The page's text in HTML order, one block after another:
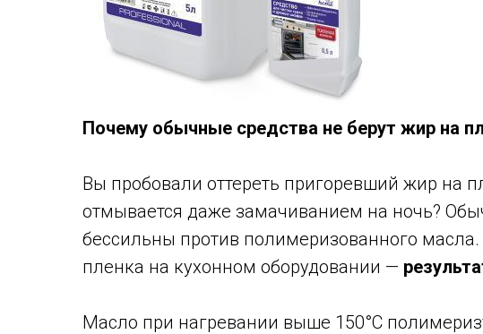
Почему обычные средства не берут жир на
Вы пробовали оттереть пригоревший жир на
отмывается даже замачиванием на ночь?
бессильны против полимеризованного
пленка на кухонном оборудовании —
Масло при нагревании выше 150°С